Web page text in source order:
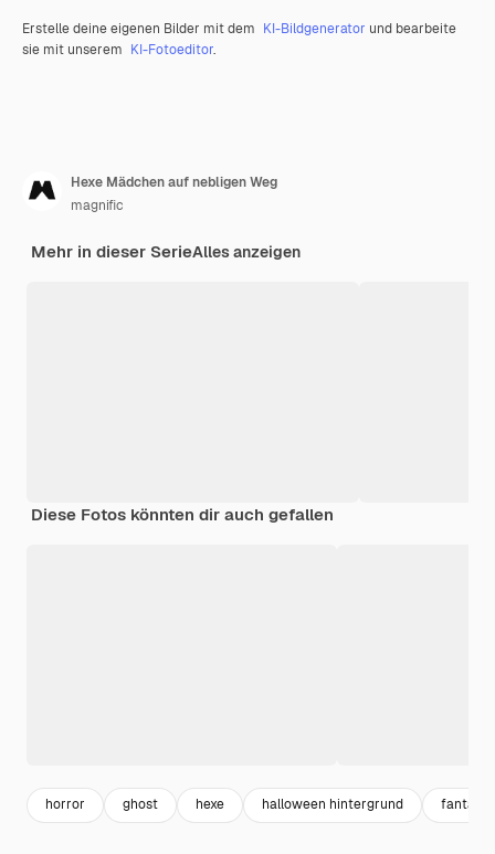
Erstelle deine eigenen Bilder mit dem KI-Bildgenerator und bearbeite
sie mit unserem KI-Fotoeditor.
Hexe Mädchen auf nebligen Weg
magnific
Mehr in dieser SerieAlles anzeigen
Diese Fotos könnten dir auch gefallen
horror ghost hexe halloween hintergrund fantasy